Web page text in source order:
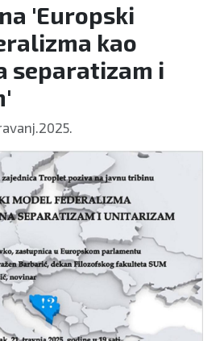
'Europski
kao
separatizam i